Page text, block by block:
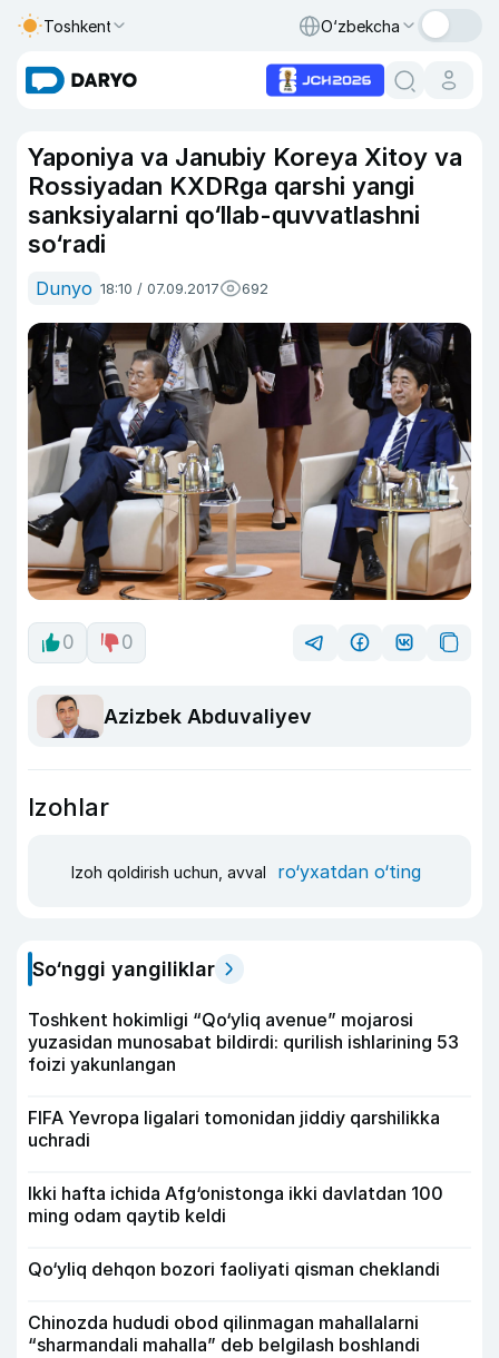
Toshkent O‘zbekcha
Yaponiya va Janubiy Koreya Xitoy va
Rossiyadan KXDRga qarshi yangi
sanksiyalarni qo‘llab-quvvatlashni
so‘radi
Dunyo 18:10 / 07.09.2017 692
0 0
Azizbek Abduvaliyev
Izohlar
Izoh qoldirish uchun, avval ro‘yxatdan o‘ting
So‘nggi yangiliklar
Toshkent hokimligi “Qo‘yliq avenue” mojarosi
yuzasidan munosabat bildirdi: qurilish ishlarining 53
foizi yakunlangan
FIFA Yevropa ligalari tomonidan jiddiy qarshilikka
uchradi
Ikki hafta ichida Afg‘onistonga ikki davlatdan 100
ming odam qaytib keldi
Qo‘yliq dehqon bozori faoliyati qisman cheklandi
Chinozda hududi obod qilinmagan mahallalarni
“sharmandali mahalla” deb belgilash boshlandi